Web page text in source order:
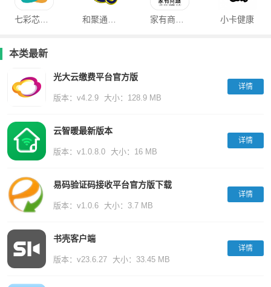
小卡健康
本类最新
光大云缴费平台官方版
版本：v4.2.9 大小：128.9 MB
详情
云智暖最新版本
版本：v1.0.8.0 大小：16 MB
详情
易码验证码接收平台官方版下载
版本：v1.0.6 大小：3.7 MB
详情
书壳客户端
版本：v23.6.27 大小：33.45 MB
详情